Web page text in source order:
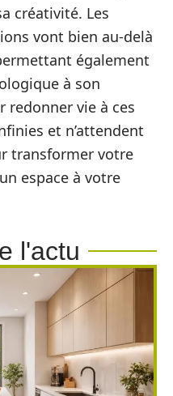
créativité. Les
vont bien au-delà
également
à son
redonner vie à ces
et n’attendent
transformer votre
espace à votre
l'actu